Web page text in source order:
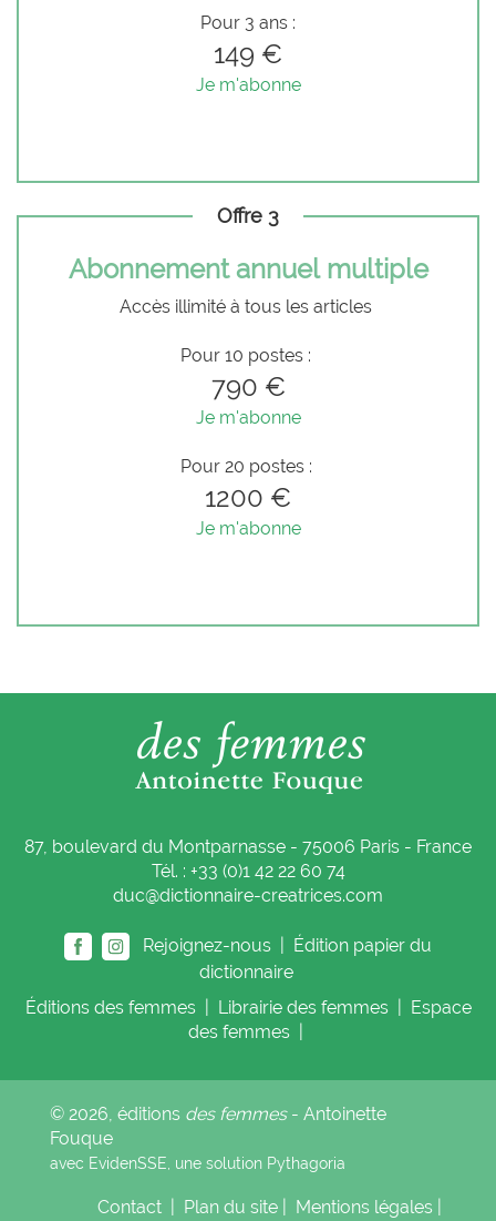
Pour 3 ans :
149 €
Je m'abonne
Offre 3
Abonnement annuel multiple
Accès illimité à tous les articles
Pour 10 postes :
790 €
Je m'abonne
Pour 20 postes :
1200 €
Je m'abonne
87, boulevard du Montparnasse - 75006 Paris - France
Tél. : +33 (0)1 42 22 60 74
duc@dictionnaire-creatrices.com
Rejoignez-nous |
Édition papier du
dictionnaire
Éditions des femmes Librairie des femmes
Espace
des femmes
© 2026, éditions des femmes- Antoinette
Fouque
avec EvidenSSE, une solution Pythagoria
Contact Plan du site Mentions légales